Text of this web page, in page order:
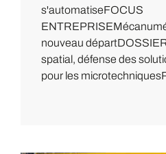
s'automatiseFOCUS
nouveau
spatial, défense des
pour les